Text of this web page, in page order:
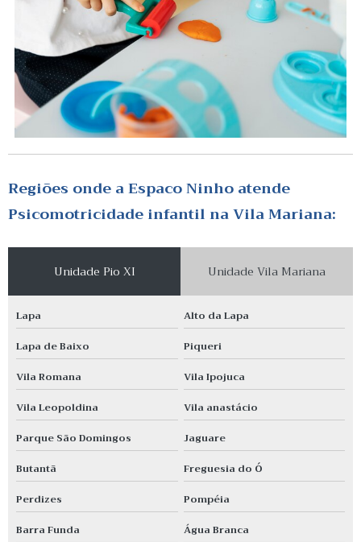
Regiões onde a Espaco Ninho atende
Psicomotricidade infantil na Vila Mariana:
Unidade Pio XI Unidade Vila Mariana
Lapa
Alto da Lapa
Lapa de Baixo
Piqueri
Vila Romana
Vila Ipojuca
Vila Leopoldina
Vila anastácio
Parque São Domingos
Jaguare
Butantã
Freguesia do Ó
Perdizes
Pompéia
Barra Funda
Água Branca